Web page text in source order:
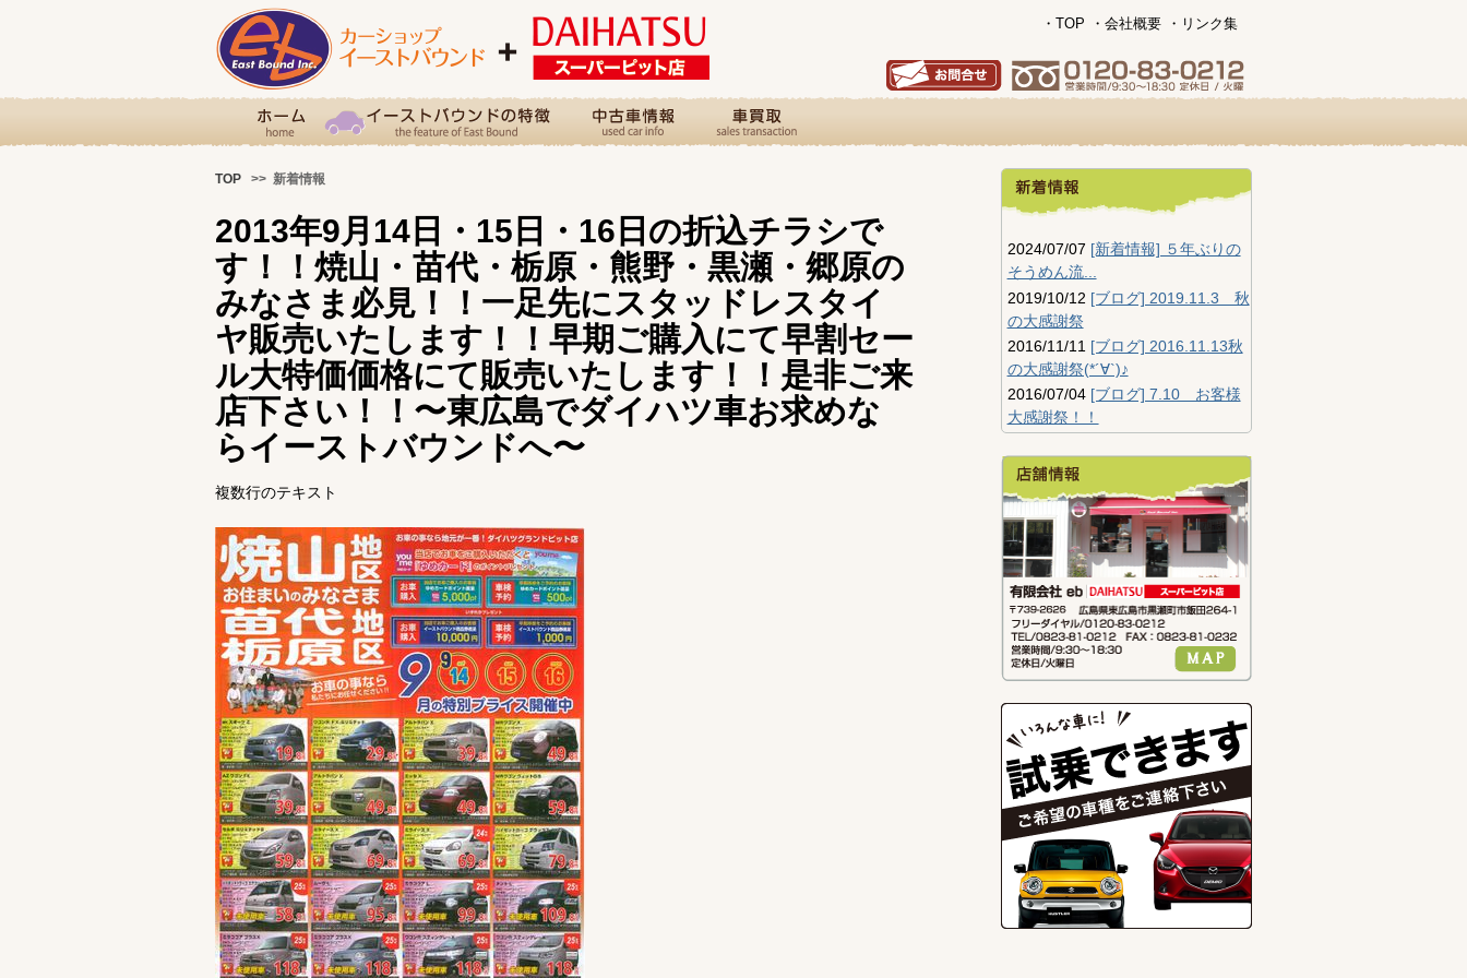
・TOP ・会社概要 ・リンク集
TOP >> 新着情報
2013年9月14日・15日・16日の折込チラシで
す！！焼山・苗代・栃原・熊野・黒瀬・郷原の
みなさま必見！！一足先にスタッドレスタイ
ヤ販売いたします！！早期ご購入にて早割セー
ル大特価価格にて販売いたします！！是非ご来
店下さい！！〜東広島でダイハツ車お求めな
らイーストバウンドへ〜
複数行のテキスト
2024/07/07 [新着情報] ５年ぶりの
そうめん流...
2019/10/12 [ブログ] 2019.11.3 秋
の大感謝祭
2016/11/11 [ブログ] 2016.11.13秋
の大感謝祭(*´∀`)♪
2016/07/04 [ブログ] 7.10 お客様
大感謝祭！！
フェア ！！
2016/04/02 [ブログ] 中黒瀬展示
場 衣替え！！
2015/11/01 [ブログ] 2015・11・1
秋の大感謝祭
2015/11/01 [ブログ] 2015・11・01
秋の大感謝祭準備
2015/10/08 [ブログ]
2015.11.1（日） 秋の大感謝祭の告
知です！！
2015/08/02 [ブログ] 2015.8.2大感
謝祭、2日目‼️
2015/08/02 [ブログ] 2015.8.2大感
謝祭、手作りアロマキャンドル‼️
2015/08/02 [ブログ] 2015.8.1大感
謝祭1日目‼️
2015/07/31 [ブログ] 8月1日・2日
そうめん流し準備‼️
2015/07/18 [ブログ] 東広島市プレ
ミアム付き商品券‼️